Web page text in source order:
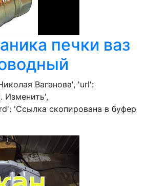
печки ваз
Ваганова', 'url':
Изменить',
'Ссылка скопирована в буфер